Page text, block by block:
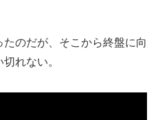
のだが、そこから終盤に向
れない。